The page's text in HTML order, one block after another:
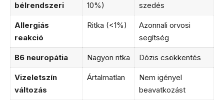
bélrendszeri
10%)
szedés
Allergiás
reakció
Ritka (<1%)
Azonnali orvosi
segítség
B6 neuropátia Nagyon ritka Dózis csökkentés
Vizeletszín
változás
Ártalmatlan
Nem igényel
beavatkozást